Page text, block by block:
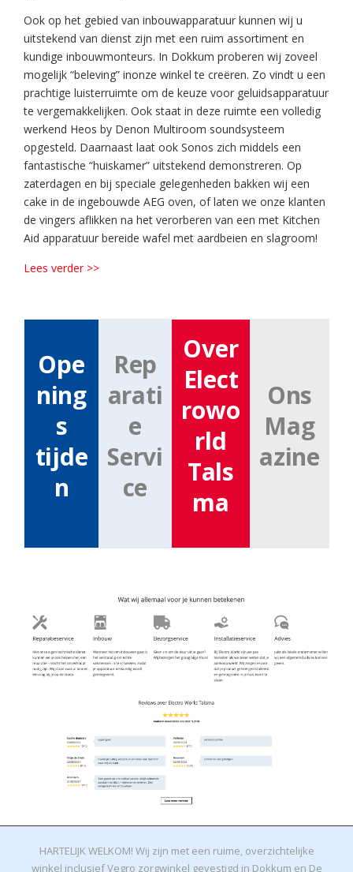
Ook op het gebied van inbouwapparatuur kunnen wij u
uitstekend van dienst zijn met een ruim assortiment en
kundige inbouwmonteurs. In Dokkum proberen wij zoveel
mogelijk “beleving” inonze winkel te creëren. Zo vindt u een
prachtige luisterruimte om de keuze voor geluidsapparatuur
te vergemakkelijken. Ook staat in deze ruimte een volledig
werkend Heos by Denon Multiroom soundsysteem
opgesteld. Daarnaast laat ook Sonos zich middels een
fantastische “huiskamer” uitstekend demonstreren. Op
zaterdagen en bij speciale gelegenheden bakken wij een
cake in de ingebouwde AEG oven, of laten we onze klanten
de vingers aflikken na het verorberen van een met Kitchen
Aid apparatuur bereide wafel met aardbeien en slagroom!
Lees verder >>
Ope
ning
s
tijde
n
Rep
arati
e
Servi
ce
Over
Elect
rowo
rld
Tals
ma
Ons
Mag
azine
HARTELIJK WELKOM! Wij zijn met een ruime, overzichtelijke
winkel inclusief Vegro zorgwinkel gevestigd in Dokkum en De